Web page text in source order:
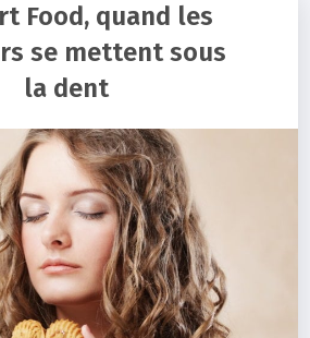
Food, quand les
se mettent sous
la dent